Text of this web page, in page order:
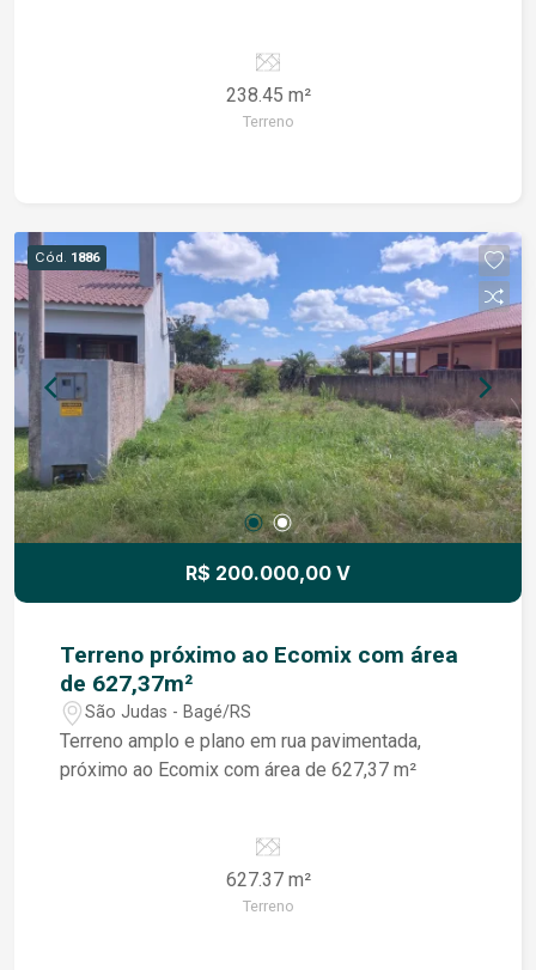
238.45 m²
Terreno
Cód. 1886
R$ 200.000,00 V
Terreno próximo ao Ecomix com área
de 627,37m²
São Judas - Bagé/RS
Terreno amplo e plano em rua pavimentada,
próximo ao Ecomix com área de 627,37 m²
627.37 m²
Terreno